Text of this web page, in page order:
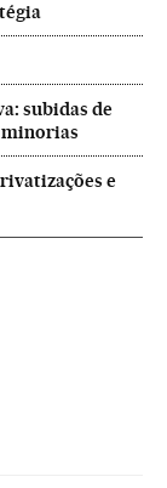
subidas de
minorias
e